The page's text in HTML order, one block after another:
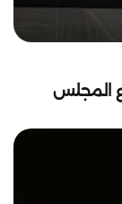
المجلس